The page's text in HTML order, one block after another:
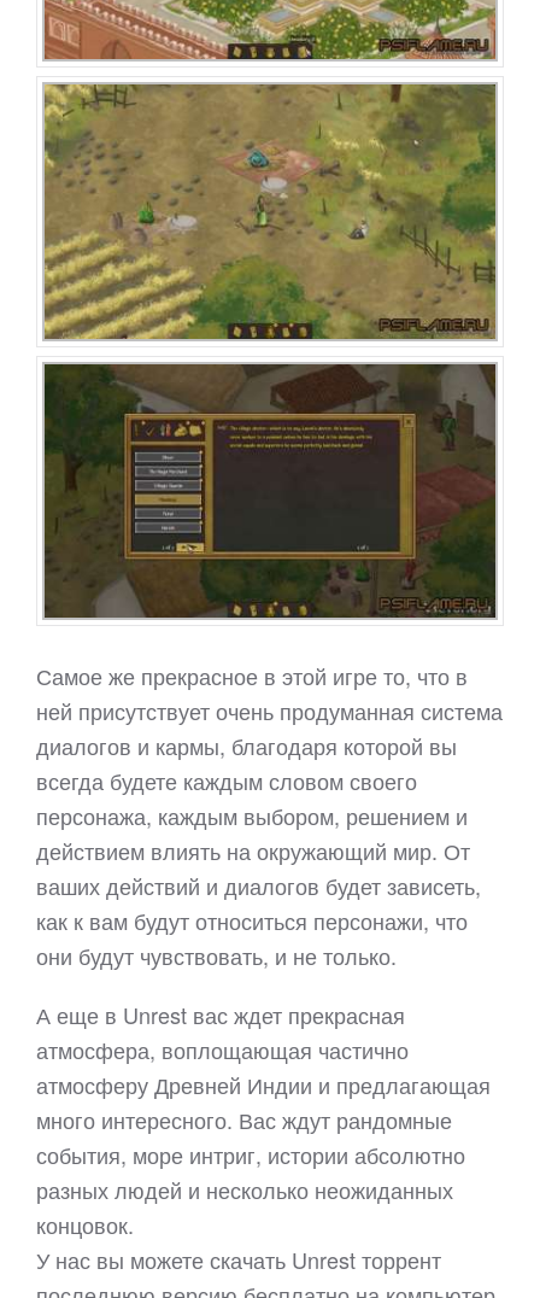
Самое же прекрасное в этой игре то, что в
ней присутствует очень продуманная система
диалогов и кармы, благодаря которой вы
всегда будете каждым словом своего
персонажа, каждым выбором, решением и
действием влиять на окружающий мир. От
ваших действий и диалогов будет зависеть,
как к вам будут относиться персонажи, что
они будут чувствовать, и не только.
А еще в Unrest вас ждет прекрасная
атмосфера, воплощающая частично
атмосферу Древней Индии и предлагающая
много интересного. Вас ждут рандомные
события, море интриг, истории абсолютно
разных людей и несколько неожиданных
концовок.
У нас вы можете скачать Unrest торрент